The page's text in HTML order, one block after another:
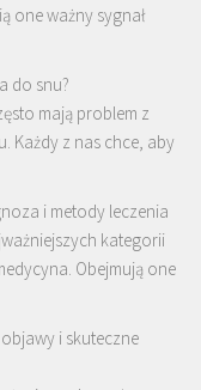
one ważny sygnał
do snu?
mają problem z
Każdy z nas chce, aby
i metody leczenia
kategorii
Obejmują one
i skuteczne